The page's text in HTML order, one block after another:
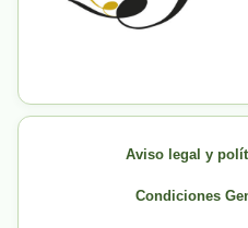
Aviso legal y
Condiciones